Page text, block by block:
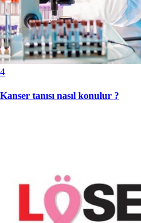
4
Kanser tanısı nasıl konulur ?